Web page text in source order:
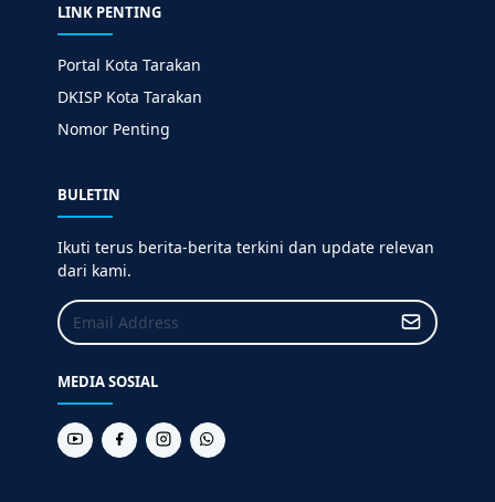
LINK PENTING
Portal Kota Tarakan
DKISP Kota Tarakan
Nomor Penting
BULETIN
Ikuti terus berita-berita terkini dan update relevan
dari kami.
MEDIA SOSIAL